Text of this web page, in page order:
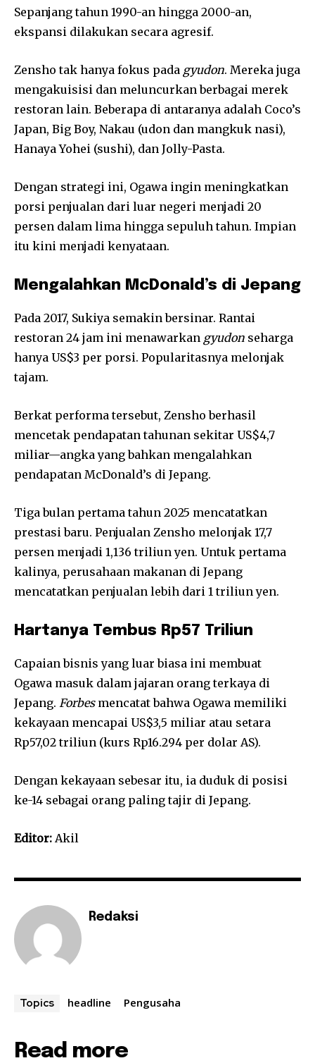
Sepanjang tahun 1990-an hingga 2000-an,
ekspansi dilakukan secara agresif.
Zensho tak hanya fokus pada gyudon. Mereka juga
mengakuisisi dan meluncurkan berbagai merek
restoran lain. Beberapa di antaranya adalah Coco’s
Japan, Big Boy, Nakau (udon dan mangkuk nasi),
Hanaya Yohei (sushi), dan Jolly-Pasta.
Dengan strategi ini, Ogawa ingin meningkatkan
porsi penjualan dari luar negeri menjadi 20
persen dalam lima hingga sepuluh tahun. Impian
itu kini menjadi kenyataan.
Mengalahkan McDonald’s di Jepang
Pada 2017, Sukiya semakin bersinar. Rantai
restoran 24 jam ini menawarkan gyudon seharga
hanya US$3 per porsi. Popularitasnya melonjak
tajam.
Berkat performa tersebut, Zensho berhasil
mencetak pendapatan tahunan sekitar US$4,7
miliar—angka yang bahkan mengalahkan
pendapatan McDonald’s di Jepang.
Tiga bulan pertama tahun 2025 mencatatkan
prestasi baru. Penjualan Zensho melonjak 17,7
persen menjadi 1,136 triliun yen. Untuk pertama
kalinya, perusahaan makanan di Jepang
mencatatkan penjualan lebih dari 1 triliun yen.
Hartanya Tembus Rp57 Triliun
Capaian bisnis yang luar biasa ini membuat
Ogawa masuk dalam jajaran orang terkaya di
Jepang. Forbesmencatat bahwa Ogawa memiliki
kekayaan mencapai US$3,5 miliar atau setara
Rp57,02 triliun (kurs Rp16.294 per dolar AS).
Dengan kekayaan sebesar itu, ia duduk di posisi
ke-14 sebagai orang paling tajir di Jepang.
Editor: Akil
Redaksi
Topics headline Pengusaha
Read more